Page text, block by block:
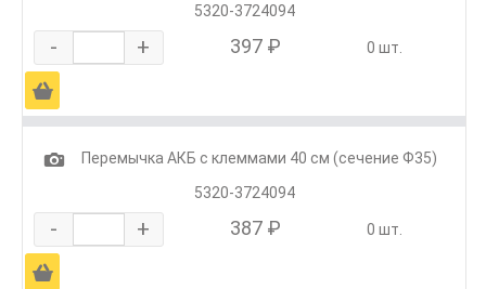
5320-3724094
- + 397 ₽ 0 шт.
Ä
1
Перемычка АКБ с клеммами 40 см (сечение Ф35)
5320-3724094
- + 387 ₽ 0 шт.
Ä